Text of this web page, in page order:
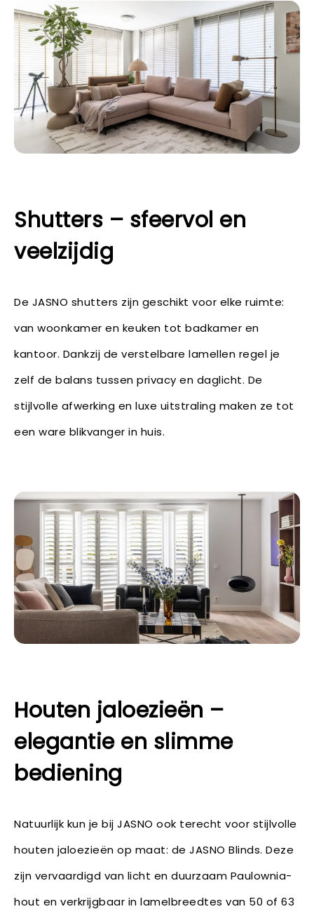
Shutters – sfeervol en
veelzijdig
De JASNO shutters zijn geschikt voor elke ruimte:
van woonkamer en keuken tot badkamer en
kantoor. Dankzij de verstelbare lamellen regel je
zelf de balans tussen privacy en daglicht. De
stijlvolle afwerking en luxe uitstraling maken ze tot
een ware blikvanger in huis.
Houten jaloezieën –
elegantie en slimme
bediening
Natuurlijk kun je bij JASNO ook terecht voor stijlvolle
houten jaloezieën op maat: de JASNO Blinds. Deze
zijn vervaardigd van licht en duurzaam Paulownia-
hout en verkrijgbaar in lamelbreedtes van 50 of 63